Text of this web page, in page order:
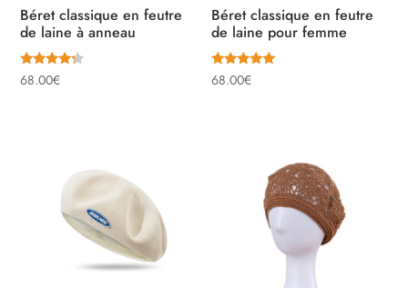
Béret classique en feutre
de laine à anneau
Note
4.00
68.00€
Béret classique en feutre
de laine pour femme
Note
5.00
68.00€